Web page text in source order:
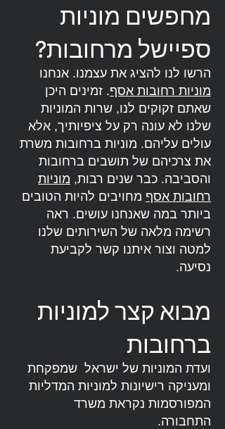
מחפשים מוניות
ספיישל מרחובות?
הרשו לנו להציג את עצמנו. אנחנו
מוניות רחובות אסף. זמינים היכן
שאתם זקוקים לנו, שרות המוניות
שלנו לא עונה רק על ציפיותיך, אלא
עולים עליהם. מוניות ברחובות משרת
את צרכיהם של תושבים ברחובות
והסביבה. כבר שנים רבות, מוניות
רחובות אסף מחויבים להיות הטובים
ביותר במה שאנחנו עושים. ראה
רשימה מלאה של השירותים שלנו
למטה וצור איתנו קשר לקביעת
נסיעה.
מבוא קצר למוניות
ברחובות
ועדת המוניות של ישראל שמפקחת
ומעניקה רישיונות למוניות המדליות
המפורסמות נקראת משרד
התחבורה.